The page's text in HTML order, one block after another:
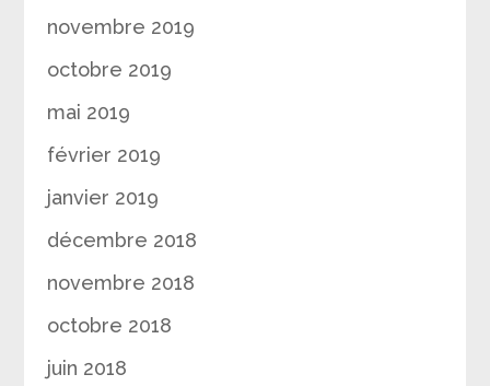
novembre 2019
octobre 2019
mai 2019
février 2019
janvier 2019
décembre 2018
novembre 2018
octobre 2018
juin 2018